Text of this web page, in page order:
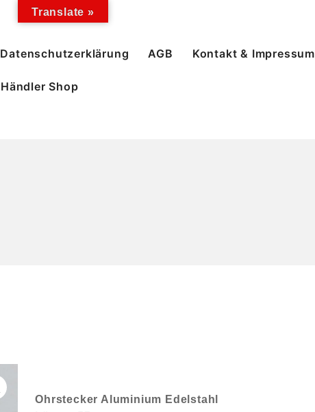
Datenschutzerklärung AGB Kontakt & Impressum
Händler Shop
Ohrstecker Aluminium Edelstahl
Translate »